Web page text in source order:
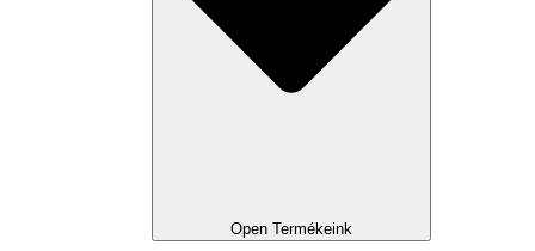
Open Termékeink